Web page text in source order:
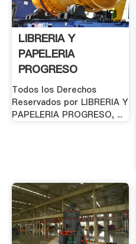
LIBRERIA Y
PAPELERIA
PROGRESO
:::BIENVENIDOS:::
Todos los Derechos
Reservados por LIBRERIA Y
PAPELERIA PROGRESO, ...